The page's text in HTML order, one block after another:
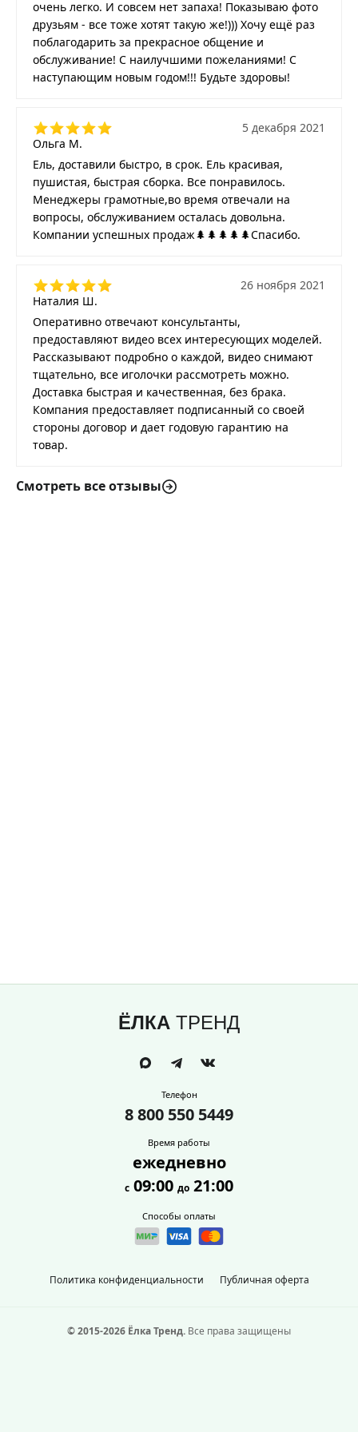
очень легко. И совсем нет запаха! Показываю фото
друзьям - все тоже хотят такую же!))) Хочу ещё раз
поблагодарить за прекрасное общение и
обслуживание! С наилучшими пожеланиями! С
наступающим новым годом!!! Будьте здоровы!
Ольга М.
5 декабря 2021
Ель, доставили быстро, в срок. Ель красивая,
пушистая, быстрая сборка. Все понравилось.
Менеджеры грамотные,во время отвечали на
вопросы, обслуживанием осталась довольна.
Компании успешных продаж🌲🌲🌲🌲🌲Спасибо.
Наталия Ш.
26 ноября 2021
Оперативно отвечают консультанты,
предоставляют видео всех интересующих моделей.
Рассказывают подробно о каждой, видео снимают
тщательно, все иголочки рассмотреть можно.
Доставка быстрая и качественная, без брака.
Компания предоставляет подписанный со своей
стороны договор и дает годовую гарантию на
товар.
Смотреть все отзывы
ЁЛКА ТРЕНД
Политика конфиденциальности Публичная оферта
Телефон
8 800 550 5449
Время работы
ежедневно
с 09:00 до 21:00
Способы оплаты
© 2015-2026 Ёлка Тренд. Все права защищены